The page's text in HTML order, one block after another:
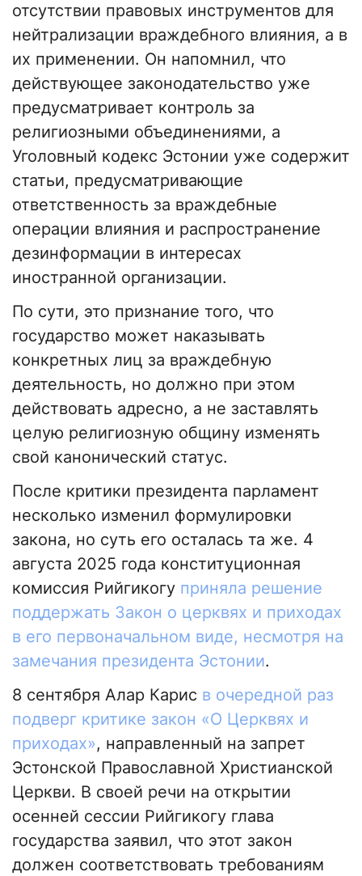
отсутствии правовых инструментов для
нейтрализации враждебного влияния, а в
их применении. Он напомнил, что
действующее законодательство уже
предусматривает контроль за
религиозными объединениями, а
Уголовный кодекс Эстонии уже содержит
статьи, предусматривающие
ответственность за враждебные
операции влияния и распространение
дезинформации в интересах
иностранной организации.
По сути, это признание того, что
государство может наказывать
конкретных лиц за враждебную
деятельность, но должно при этом
действовать адресно, а не заставлять
целую религиозную общину изменять
свой канонический статус.
После критики президента парламент
несколько изменил формулировки
закона, но суть его осталась та же. 4
августа 2025 года конституционная
комиссия Рийгикогу приняла решение
поддержать Закон о церквях и приходах
в его первоначальном виде, несмотря на
замечания президента Эстонии.
8 сентября Алар Карис в очередной раз
подверг критике закон «О Церквях и
приходах», направленный на запрет
Эстонской Православной Христианской
Церкви. В своей речи на открытии
осенней сессии Рийгикогу глава
государства заявил, что этот закон
должен соответствовать требованиям